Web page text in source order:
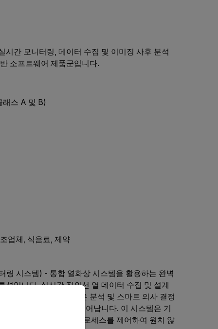
시간 모니터링, 데이터 수집 및 이미징 사후 분석
소프트웨어 제품군입니다.
래스 A 및 B)
업체, 식음료, 제약
링 시스템) - 통합 열화상 시스템을 활용하는 완벽
션입니다. 실시간 적외선 열 데이터 수집 및 설계
를 통해 이러한 시스템은 분석 및 스마트 의사 결정
어 프로세스 한계를 벗어납니다. 이 시스템은 기
통신할 수 있으므로 프로세스를 제어하여 원치 않
version of our website.